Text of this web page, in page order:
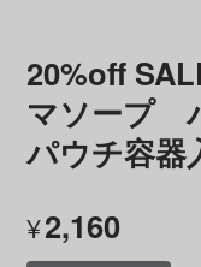
20%off
マソープ
パウチ容器
¥2,160